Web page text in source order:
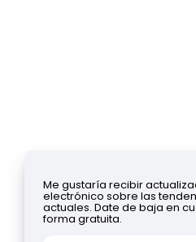
Me gustaría recibir
electrónico sobre las
actuales. Date de baja en
forma gratuita.